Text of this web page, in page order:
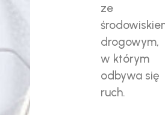
ze
drogowym,
w którym
odbywa się
ruch.